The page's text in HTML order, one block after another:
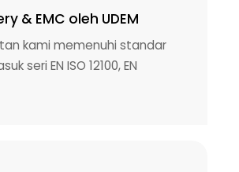
& EMC oleh UDEM
kami memenuhi standar
seri EN ISO 12100, EN